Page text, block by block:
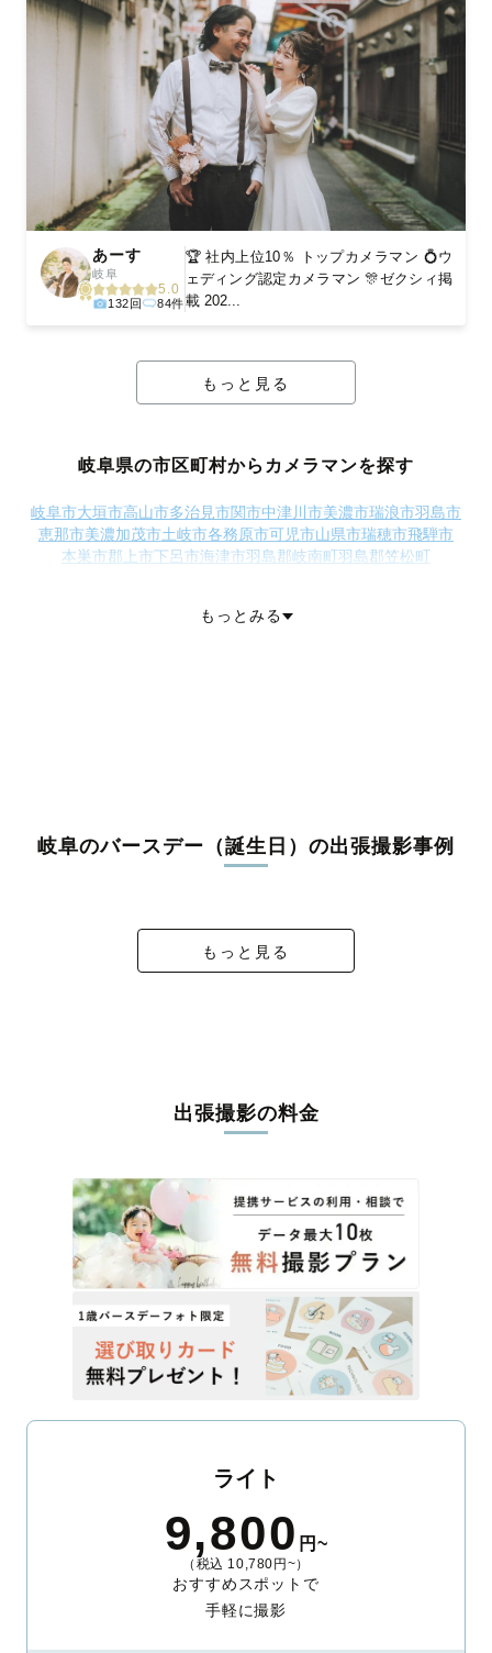
あーす
岐阜
5.0
132回 84件
🏆 社内上位10％ トップカメラマン 💍ウ
ェディング認定カメラマン 🎊ゼクシィ掲
載 202...
もっと見る
岐阜県の市区町村からカメラマンを探す
岐阜市大垣市高山市多治見市関市中津川市美濃市瑞浪市羽島市
恵那市美濃加茂市土岐市各務原市可児市山県市瑞穂市飛騨市
本巣市郡上市下呂市海津市羽島郡岐南町羽島郡笠松町
本巣郡北方町 加茂郡坂祝町
もっとみる
岐阜のバースデー（誕生日）の出張撮影事例
もっと見る
出張撮影の料金
ライト
9,800 円~
（税込 10,780円~）
おすすめスポットで
手軽に撮影